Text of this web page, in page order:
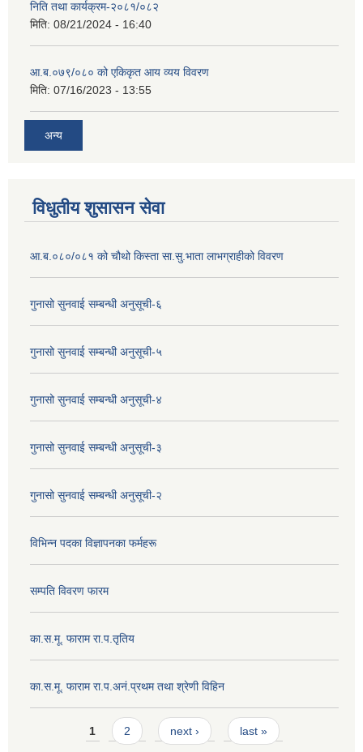
निति तथा कार्यक्रम-२०८१/०८२
मिति: 08/21/2024 - 16:40
आ.ब.०७९/०८० को एकिकृत आय व्यय विवरण
मिति: 07/16/2023 - 13:55
अन्य
विधुतीय शुसासन सेवा
आ.ब.०८०/०८१ को चौथो किस्ता सा.सु.भाता लाभग्राहीको विवरण
गुनासो सुनवाई सम्बन्धी अनुसूची-६
गुनासो सुनवाई सम्बन्धी अनुसूची-५
गुनासो सुनवाई सम्बन्धी अनुसूची-४
गुनासो सुनवाई सम्बन्धी अनुसूची-३
गुनासो सुनवाई सम्बन्धी अनुसूची-२
विभिन्न पदका विज्ञापनका फर्महरू
सम्पति विवरण फारम
का.स.मू. फाराम रा.प.तृतिय
का.स.मू. फाराम रा.प.अनं.प्रथम तथा श्रेणी विहिन
Pages1 2 next › last »